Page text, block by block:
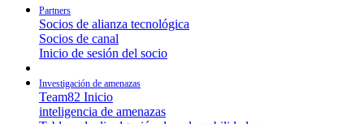
Partners
Socios de alianza tecnológica
Socios de canal
Inicio de sesión del socio
Investigación de amenazas
Team82 Inicio
inteligencia de amenazas